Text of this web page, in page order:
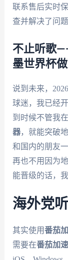
联系售后实时
查并解决了问
不止听歌
墨世界杯
说到未来，
球迷，我已经
到时候不管我
器，就能突破
和国内的朋友
再也不用因为
能晋级的话，
海外党
其实使用番茄
需要在番茄加